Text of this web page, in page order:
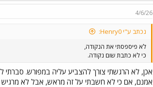
4/6/26
נכתב ע"י Henry0:
לא פיספסתי את הנקודה,
כי לא כתבת שום נקודה.
אכן, לא הרגשתי צורך להצביע עליה במפורש. סברתי
אמנם, אם כי לא חשבתי על זה מראש, אבל לא מרגיש